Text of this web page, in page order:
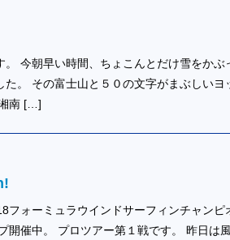
。 今朝早い時間、ちょこんとだけ雪をかぶ
た。 その富士山と５０の文字がまぶしいヨ
南 […]
フォーミュラウインドサーフィンチャンピ
開催中。 プロツアー第１戦です。 昨日は